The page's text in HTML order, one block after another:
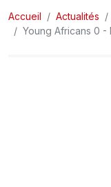
LIGUE 2
Accueil Actualités
Young Africans 0 -